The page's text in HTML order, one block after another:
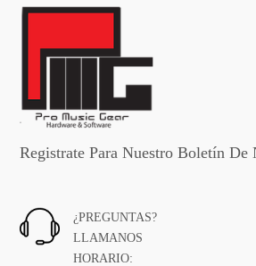
Registrate Para Nuestro Boletín De
¿PREGUNTAS?
LLAMANOS
HORARIO: